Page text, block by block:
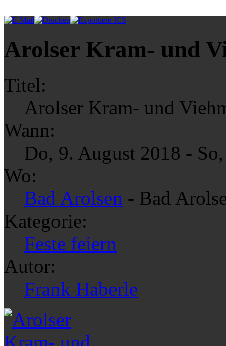
Arolser Kram- und
Titel:
Arolser Kram- und
Wann:
Do, 9. August 2018 -
Wo:
Bad Arolsen - Bad
Kategorie:
Feste feiern
Autor:
Frank Haberle